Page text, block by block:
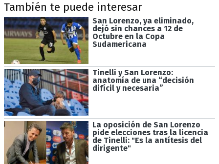
También te puede interesar
San Lorenzo, ya eliminado,
dejó sin chances a 12 de
Octubre en la Copa
Sudamericana
Tinelli y San Lorenzo:
anatomía de una “decisión
difícil y necesaria”
La oposición de San Lorenzo
pide elecciones tras la licencia
de Tinelli: "Es la antítesis del
dirigente"